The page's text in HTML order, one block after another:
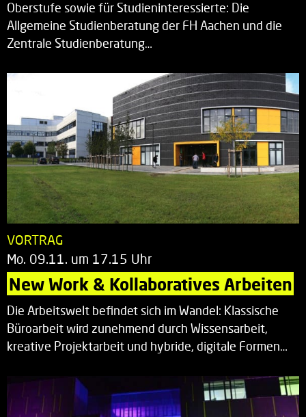
Oberstufe sowie für Studieninteressierte: Die
Allgemeine Studienberatung der FH Aachen und die
Zentrale Studienberatung…
VORTRAG
Mo. 09.11. um 17.15 Uhr
New Work & Kollaboratives Arbeiten
Die Arbeitswelt befindet sich im Wandel: Klassische
Büroarbeit wird zunehmend durch Wissensarbeit,
kreative Projektarbeit und hybride, digitale Formen…